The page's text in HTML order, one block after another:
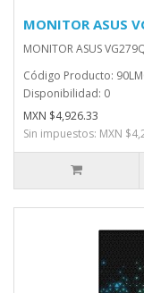
MONITOR ASUS
MONITOR ASUS
Código Producto:
Disponibilidad: 0
MXN $4,926.33
Sin impuestos: MXN